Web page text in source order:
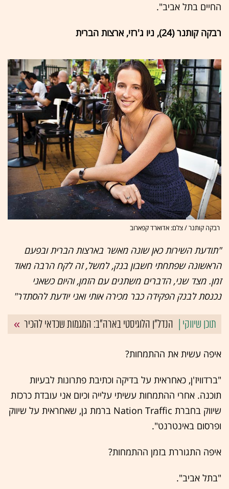
החיים בתל אביב".
רבקה קותנר (24), ניו ג'רזי, ארצות הברית
רבקה קותנר / צלם: אדוארד קפארוב
"תודעת השירות כאן שונה מאשר בארצות הברית ובפעם
הראשונה שפתחתי חשבון בנק, למשל, זה לקח הרבה מאוד
זמן. מצד שני, הדברים משתנים עם הזמן, והיום כשאני
נכנסת לבנק הפקידה כבר מכירה אותי ואני יודעת להסתדר"
הנדל"ן הלוגיסטי בארה"ב: המגמות שכדאי להכיר
איפה עשית את ההתמחות?
"ברדוויז'ן, כאחראית על בדיקה וכתיבת פתרונות לבעיות
תוכנה. אחרי ההתמחות עשיתי עלייה וכיום אני עובדת כרכזת
שיווק בחברת Nation Traffic ברמת גן, שאחראית על שיווק
ופרסום באינטרנט".
איפה התגוררת בזמן ההתמחות?
"בתל אביב".